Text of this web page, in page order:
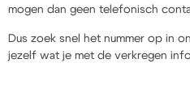
mogen dan geen telefonisch
Dus zoek snel het nummer op in
jezelf wat je met de verkregen